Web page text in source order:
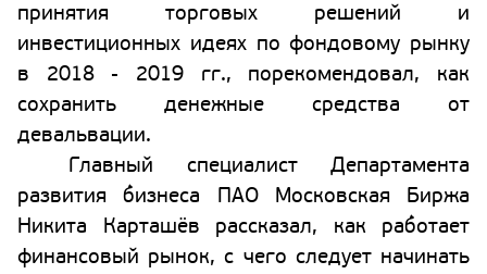
принятия торговых решений и
инвестиционных идеях по фондовому рынку
в 2018 - 2019 гг., порекомендовал, как
сохранить денежные средства от
девальвации.
Главный специалист Департамента
развития бизнеса ПАО Московская Биржа
Никита Карташёв рассказал, как работает
финансовый рынок, с чего следует начинать